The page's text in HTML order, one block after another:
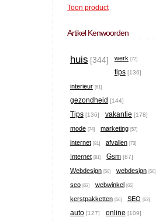
Toon product
Artikel Kenwoorden
huis [344] werk [72]
tips [136]
interieur [61]
gezondheid [144]
Tips [136] vakantie [178]
mode [74] marketing [57]
internet [81] afvallen [73]
Internet [81] Gsm [87]
Webdesign [56] webdesign [56]
seo [63] webwinkel [65]
kerstpakketten [56] SEO [63]
auto [127] online [109]